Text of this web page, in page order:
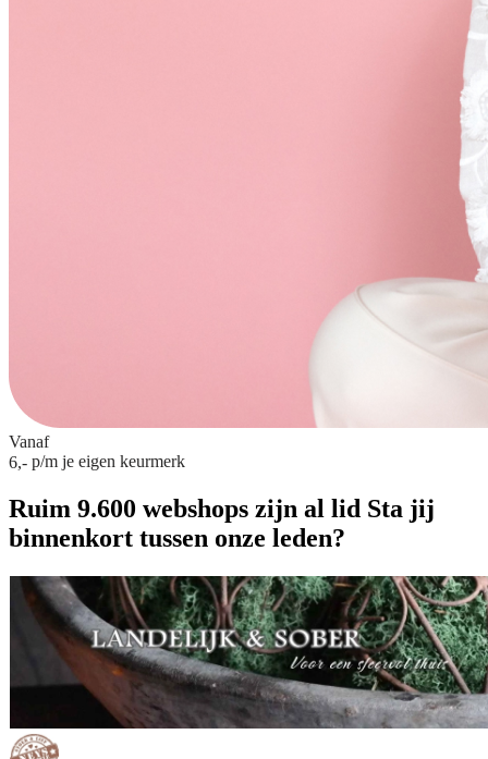
Vanaf
6,- p/m je eigen keurmerk
Ruim 9.600 webshops zijn al lid Sta jij
binnenkort tussen onze leden?